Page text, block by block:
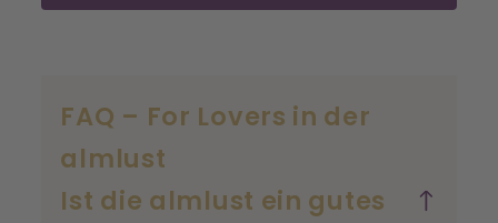
FAQ – For Lovers in der
almlust
Ist die almlust ein gutes